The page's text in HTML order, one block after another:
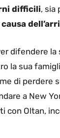
difficili, sia
causa
difendere
la sua
di perdere
a New
con Oltan,